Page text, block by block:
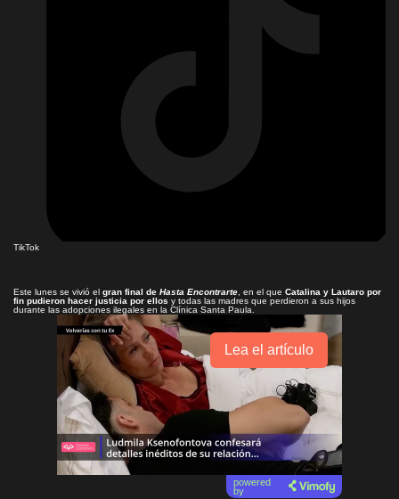
TikTok
Este lunes se vivió el gran final de Hasta Encontrarte , en el que Catalina y Lautaro por
fin pudieron hacer justicia por ellos y todas las madres que perdieron a sus hijos
durante las adopciones ilegales en la Clínica Santa Paula.
Lea el artículo
powered
by